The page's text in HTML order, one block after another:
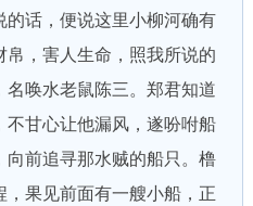
话，便说这里小柳河确有
，害人生命，照我所说的
唤水老鼠陈三。郑君知道
不甘心让他漏风，遂吩咐船
向前追寻那水贼的船只。橹
果见前面有一艘小船，正